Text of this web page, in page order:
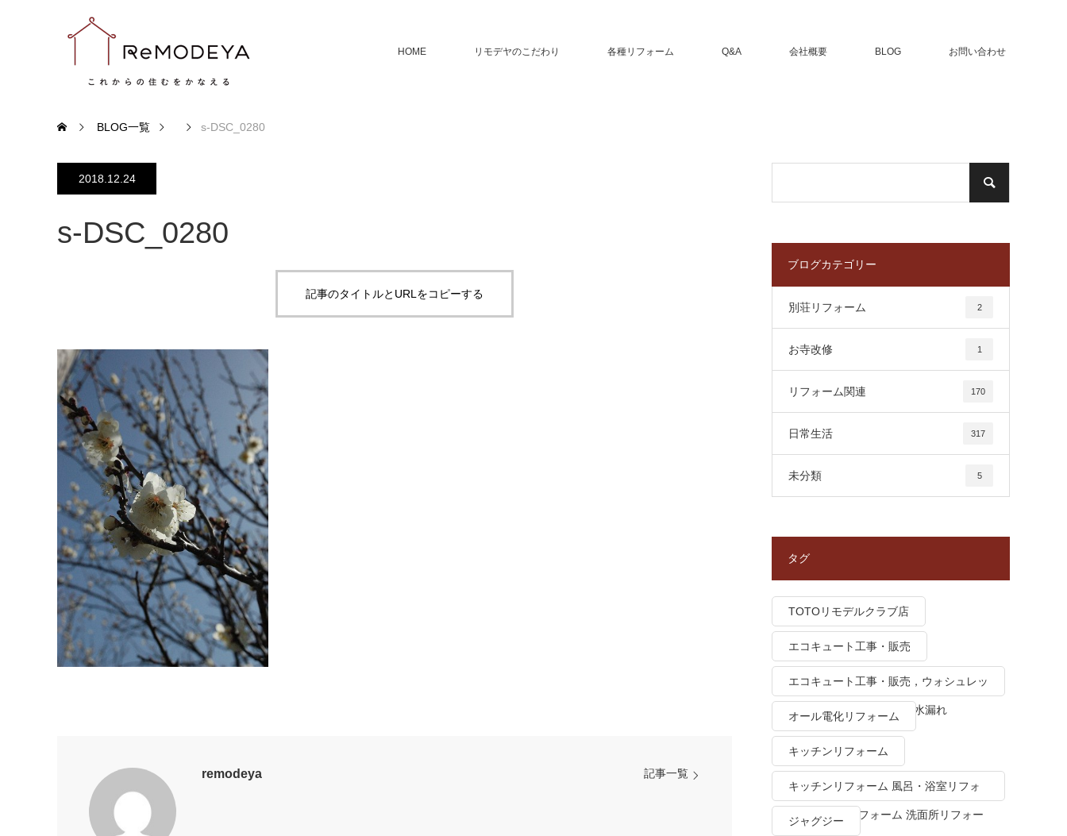
HOME リモデヤのこだわり 各種リフォーム Q&A 会社概要 BLOG お問い合わせ
BLOG一覧 s-DSC_0280
2018.12.24
s-DSC_0280
記事のタイトルとURLをコピーする
remodeya 記事一覧
ブログカテゴリー
別荘リフォーム 2
お寺改修 1
リフォーム関連 170
日常生活 317
未分類 5
タグ
TOTOリモデルクラブ店
エコキュート工事・販売
エコキュート工事・販売，ウォシュレッ
ト トイレつまり、トイレ水漏れ
オール電化リフォーム
キッチンリフォーム
キッチンリフォーム 風呂・浴室リフォ
ーム トイレリフォーム 洗面所リフォー
ジャグジー